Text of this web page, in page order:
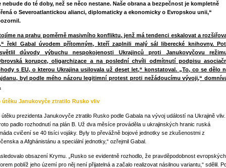
nebude do té doby, než se něco nestane. Naše obrana a bezpečnost je kompletně
o Severoatlantickou alianci, diplomaticky a ekonomicky o Evropskou unii,“
na prahu poměrně masivního konfliktu, jenž má tendenci eskalovat a
řekl Gabal úvodem přítomným, kteří zaplnili malý sál liberecké knihovny.
důvody výbuchu nespokojenosti Ukrajinců proti Janukovyčovu
korupce, oligarchizace a na poslední chvíli odmítnutí podpisu
s EU, o kterou Ukrajina usilovala už deset let,“ konstatoval. „To, co se dělo
byl podle mého názoru legitimní protest proti nežádoucímu vývoji,“
útěku Janukovyče ztratilo Rusko vliv
útěku prezidenta Janukovyče ztratilo Rusko podle Gabala na vývoj událostí na Ukrajině vliv.
padlo rozhodnutí na plán B. Už dva měsíce prováděla u ukrajinských hranic ruská
cvičení se 40 tisíci vojáky. Byly to převážně bojové jednotky se zkušenostmi z
a Afghánistánu a speciální jednotky,“ ozřejmil Gabal.
obsazení Krymu. „Rusko se evidentně rozhodlo, že pravděpodobnost evropských
poblíž jeho území pro něj není přijatelná a začalo realizovat násilnou variantu,“ sdělil.